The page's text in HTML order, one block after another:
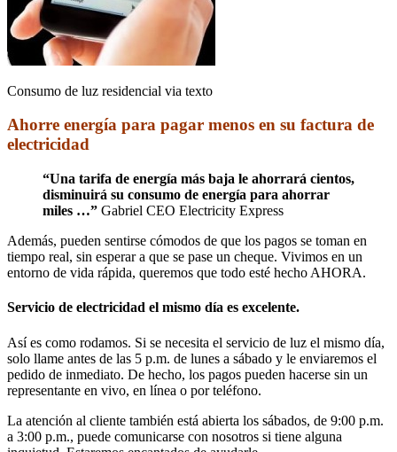
Consumo de luz residencial via texto
Ahorre energía para pagar menos en su factura de
electricidad
“Una tarifa de energía más baja le ahorrará cientos,
disminuirá su consumo de energía para ahorrar
miles …” Gabriel CEO Electricity Express
Además, pueden sentirse cómodos de que los pagos se toman en
tiempo real, sin esperar a que se pase un cheque. Vivimos en un
entorno de vida rápida, queremos que todo esté hecho AHORA.
Servicio de electricidad el mismo día es excelente.
Así es como rodamos. Si se necesita el servicio de luz el mismo día,
solo llame antes de las 5 p.m. de lunes a sábado y le enviaremos el
pedido de inmediato. De hecho, los pagos pueden hacerse sin un
representante en vivo, en línea o por teléfono.
La atención al cliente también está abierta los sábados, de 9:00 p.m.
a 3:00 p.m., puede comunicarse con nosotros si tiene alguna